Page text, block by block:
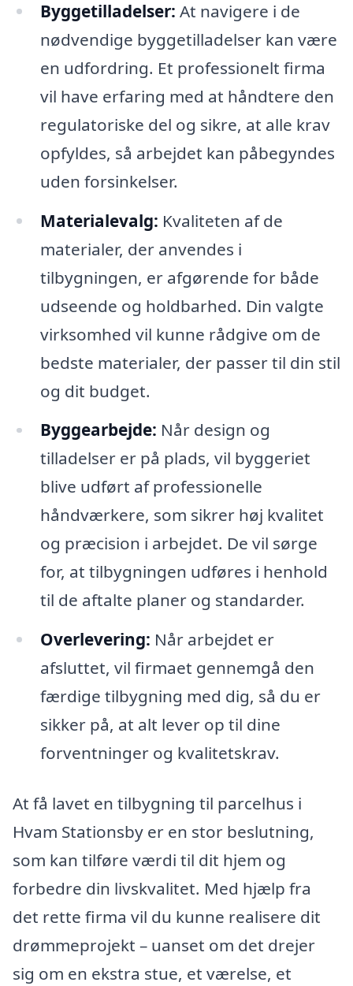
Byggetilladelser: At navigere i de
nødvendige byggetilladelser kan være
en udfordring. Et professionelt firma
vil have erfaring med at håndtere den
regulatoriske del og sikre, at alle krav
opfyldes, så arbejdet kan påbegyndes
uden forsinkelser.
Materialevalg: Kvaliteten af de
materialer, der anvendes i
tilbygningen, er afgørende for både
udseende og holdbarhed. Din valgte
virksomhed vil kunne rådgive om de
bedste materialer, der passer til din stil
og dit budget.
Byggearbejde: Når design og
tilladelser er på plads, vil byggeriet
blive udført af professionelle
håndværkere, som sikrer høj kvalitet
og præcision i arbejdet. De vil sørge
for, at tilbygningen udføres i henhold
til de aftalte planer og standarder.
Overlevering: Når arbejdet er
afsluttet, vil firmaet gennemgå den
færdige tilbygning med dig, så du er
sikker på, at alt lever op til dine
forventninger og kvalitetskrav.
At få lavet en tilbygning til parcelhus i
Hvam Stationsby er en stor beslutning,
som kan tilføre værdi til dit hjem og
forbedre din livskvalitet. Med hjælp fra
det rette firma vil du kunne realisere dit
drømmeprojekt – uanset om det drejer
sig om en ekstra stue, et værelse, et